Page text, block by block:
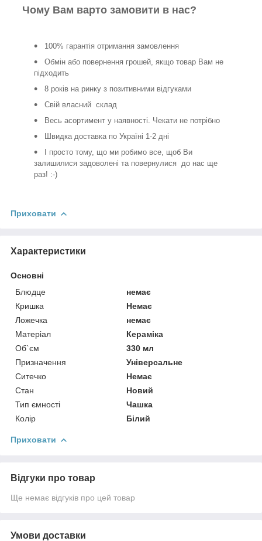
Чому Вам варто замовити в нас?
100% гарантія отримання замовлення
Обмін або повернення грошей, якщо товар Вам не
підходить
8 років на ринку з позитивними відгуками
Свій власний склад
Весь асортимент у наявності. Чекати не потрібно
Швидка доставка по Україні 1-2 дні
І просто тому, що ми робимо все, щоб Ви
залишилися задоволені та повернулися до нас ще
раз! :-)
Приховати
Характеристики
Основні
Блюдце
немає
Кришка
Немає
Ложечка
немає
Матеріал
Кераміка
Об`єм
330 мл
Призначення
Універсальне
Ситечко
Немає
Стан
Новий
Тип ємності
Чашка
Колір
Білий
Приховати
Відгуки про товар
Ще немає відгуків про цей товар
Умови доставки